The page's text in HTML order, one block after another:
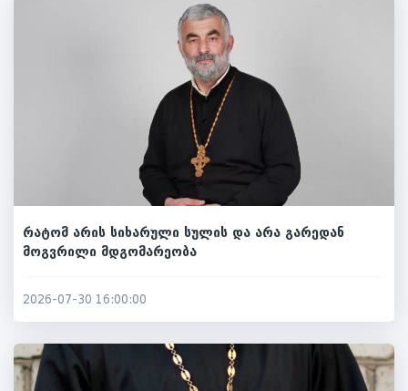
რატომ არის სიხარული სულის და არა გარედან
მოგვრილი მდგომარეობა
2026-07-30 16:00:00